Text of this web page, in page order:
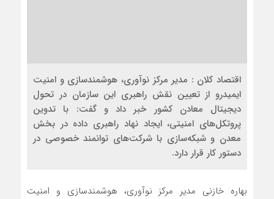
اقتصاد کلان : مدیر مرکز نوآوری، هوشمندسازی و امنیت
ایمیدرو از تعیین نقش راهبری این سازمان در تحول
دیجیتال معادن کشور خبر داد و گفت: با تدوین
پروتکل‌های امنیتی، ایجاد نهاد راهبری داده در بخش
معدن و شبکه‌سازی با شرکت‌های توانمند خصوصی در
دستور کار قرار دارد.
بهاره خازنی مدیر مرکز نوآوری، هوشمندسازی و امنیت